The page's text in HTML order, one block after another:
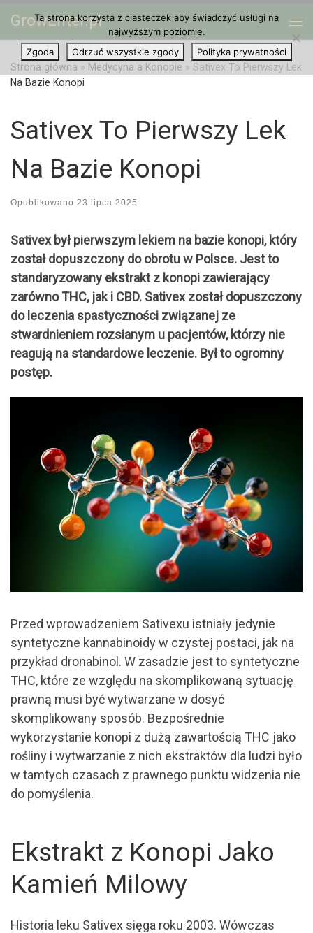
Przejdź do treści
GrowEnter.pl
Strona główna » Medycyna a Konopie » Sativex To Pierwszy Lek
Na Bazie Konopi
Sativex To Pierwszy Lek
Na Bazie Konopi
Opublikowano 23 lipca 2025
Sativex był pierwszym lekiem na bazie konopi, który
został dopuszczony do obrotu w Polsce. Jest to
standaryzowany ekstrakt z konopi zawierający
zarówno THC, jak i CBD. Sativex został dopuszczony
do leczenia spastyczności związanej ze
stwardnieniem rozsianym u pacjentów, którzy nie
reagują na standardowe leczenie. Był to ogromny
postęp.
Przed wprowadzeniem Sativexu istniały jedynie
syntetyczne kannabinoidy w czystej postaci, jak na
przykład dronabinol. W zasadzie jest to syntetyczne
THC, które ze względu na skomplikowaną sytuację
prawną musi być wytwarzane w dosyć
skomplikowany sposób. Bezpośrednie
wykorzystanie konopi z dużą zawartością THC jako
rośliny i wytwarzanie z nich ekstraktów dla ludzi było
w tamtych czasach z prawnego punktu widzenia nie
do pomyślenia.
Ekstrakt z Konopi Jako
Kamień Milowy
Historia leku Sativex sięga roku 2003. Wówczas
Ta strona korzysta z ciasteczek aby świadczyć usługi na
najwyższym poziomie.
Zgoda
Odrzuć wszystkie zgody Polityka prywatności